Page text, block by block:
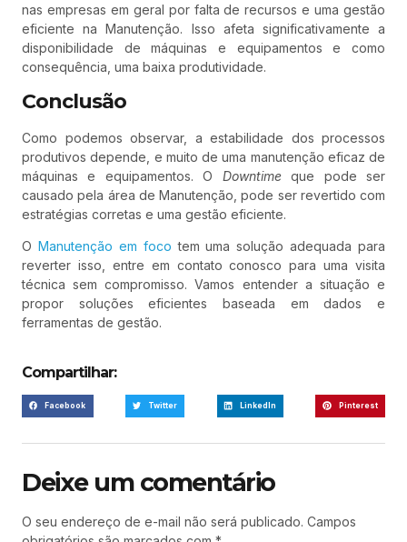
nas empresas em geral por falta de recursos e uma gestão
eficiente na Manutenção. Isso afeta significativamente a
disponibilidade de máquinas e equipamentos e como
consequência, uma baixa produtividade.
Conclusão
Como podemos observar, a estabilidade dos processos
produtivos depende, e muito de uma manutenção eficaz de
máquinas e equipamentos. O Downtimeque pode ser
causado pela área de Manutenção, pode ser revertido com
estratégias corretas e uma gestão eficiente.
O Manutenção em foco tem uma solução adequada para
reverter isso, entre em contato conosco para uma visita
técnica sem compromisso. Vamos entender a situação e
propor soluções eficientes baseada em dados e
ferramentas de gestão.
Compartilhar:
Facebook Twitter LinkedIn Pinterest
Deixe um comentário
O seu endereço de e-mail não será publicado. Campos